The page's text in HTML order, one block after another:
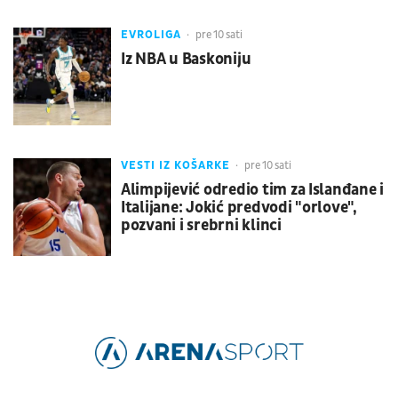
EVROLIGA pre 10 sati
Iz NBA u Baskoniju
VESTI IZ KOŠARKE pre 10 sati
Alimpijević odredio tim za Islanđane i
Italijane: Jokić predvodi "orlove",
pozvani i srebrni klinci